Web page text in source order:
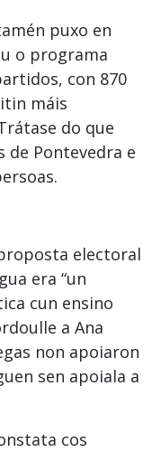
puxo en
o programa
con 870
máis
do que
de Pontevedra e
electoral
era “un
cun ensino
a Ana
non apoiaron
sen apoiala a
cos